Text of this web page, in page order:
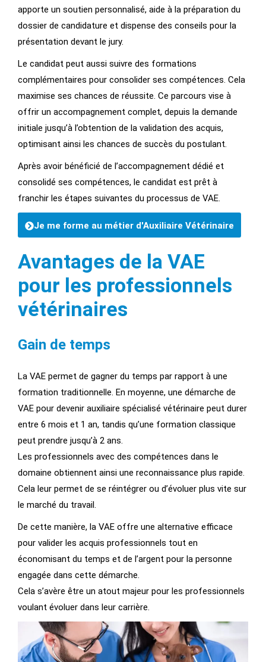
apporte un soutien personnalisé, aide à la préparation du
dossier de candidature et dispense des conseils pour la
présentation devant le jury.
Le candidat peut aussi suivre des formations
complémentaires pour consolider ses compétences. Cela
maximise ses chances de réussite. Ce parcours vise à
offrir un accompagnement complet, depuis la demande
initiale jusqu’à l’obtention de la validation des acquis,
optimisant ainsi les chances de succès du postulant.
Après avoir bénéficié de l’accompagnement dédié et
consolidé ses compétences, le candidat est prêt à
franchir les étapes suivantes du processus de VAE.
Je me forme au métier d'Auxiliaire Vétérinaire
Avantages de la VAE
pour les professionnels
vétérinaires
Gain de temps
La VAE permet de gagner du temps par rapport à une
formation traditionnelle. En moyenne, une démarche de
VAE pour devenir auxiliaire spécialisé vétérinaire peut durer
entre 6 mois et 1 an, tandis qu’une formation classique
peut prendre jusqu’à 2 ans.
Les professionnels avec des compétences dans le
domaine obtiennent ainsi une reconnaissance plus rapide.
Cela leur permet de se réintégrer ou d’évoluer plus vite sur
le marché du travail.
De cette manière, la VAE offre une alternative efficace
pour valider les acquis professionnels tout en
économisant du temps et de l’argent pour la personne
engagée dans cette démarche.
Cela s’avère être un atout majeur pour les professionnels
voulant évoluer dans leur carrière.